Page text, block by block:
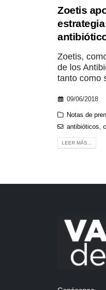
Zoetis
Zoetis,
de los
tanto como
09/06/2018
Notas de
antibióticos,
LEER MÁS...